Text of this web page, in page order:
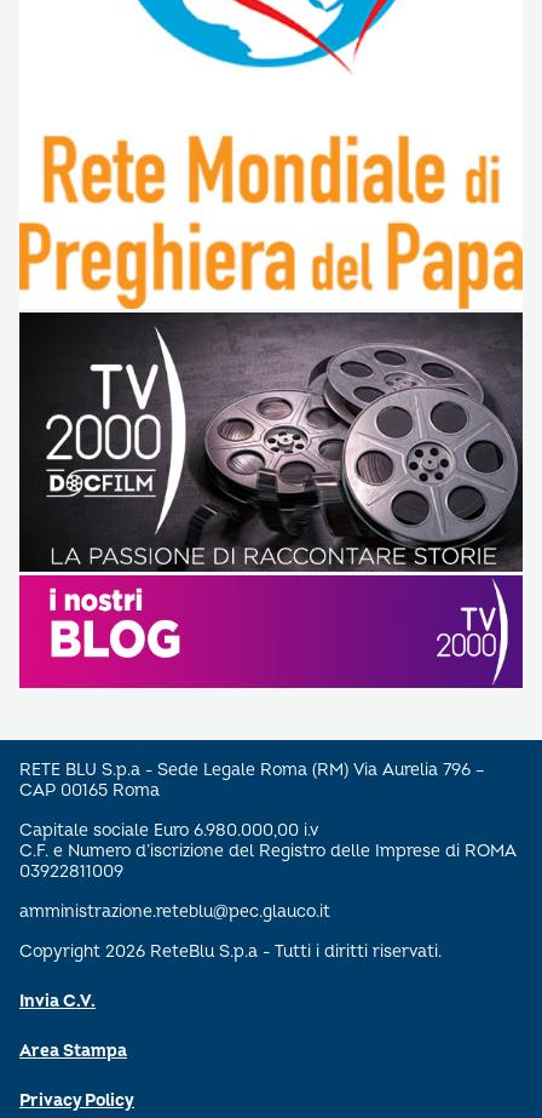
RETE BLU S.p.a - Sede Legale Roma (RM) Via Aurelia 796 –
CAP 00165 Roma
Capitale sociale Euro 6.980.000,00 i.v
C.F. e Numero d’iscrizione del Registro delle Imprese di ROMA
03922811009
amministrazione.reteblu@pec.glauco.it
Copyright 2026 ReteBlu S.p.a - Tutti i diritti riservati.
Invia C.V.
Area Stampa
Privacy Policy